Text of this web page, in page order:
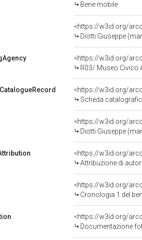
Bene mobile
<https://w3id.org/
Diotti Giuseppe
<https://w3id.org/
R03/ Museo Civico
<https://w3id.org/
Scheda
<https://w3id.org/
Diotti Giuseppe
<https://w3id.org/
Attribuzione di
<https://w3id.org/
Cronologia 1 del
Documentazione